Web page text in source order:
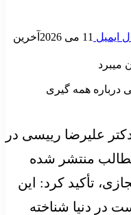
ایمیل 11 می 2026
آخرین
علیرضا رییسی در
منتشر شده
تأکید کرد: این
در دنیا شناخته